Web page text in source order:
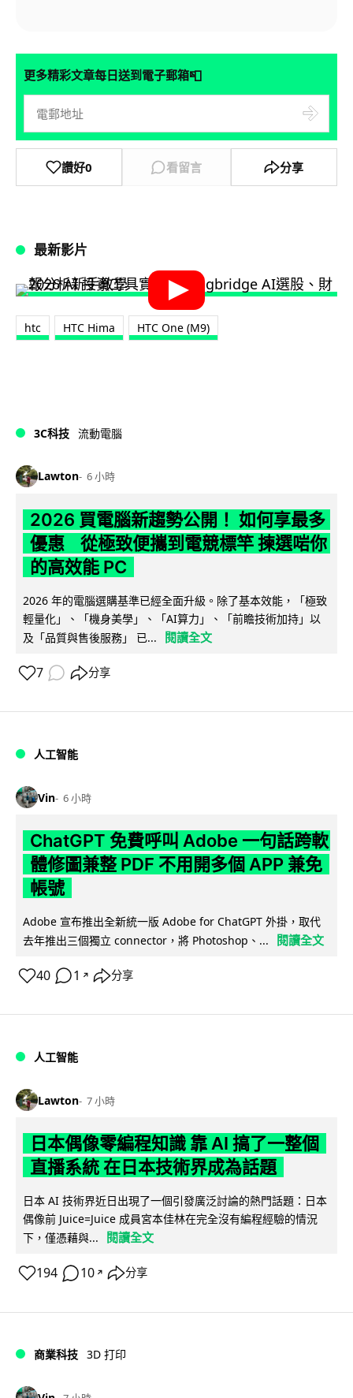
更多精彩文章每日送到電子郵箱📮
讚好0 看留言 分享
最新影片
htc HTC Hima HTC One (M9)
3C科技 流動電腦
Lawton 6 小時
2026 買電腦新趨勢公開！ 如何享最多
優惠 從極致便攜到電競標竿 揀選啱你
的高效能 PC
2026 年的電腦選購基準已經全面升級。除了基本效能，「極致
輕量化」、「機身美學」、「AI算力」、「前瞻技術加持」以
及「品質與售後服務」 已...
閱讀全文
7 分享
人工智能
Vin 6 小時
ChatGPT 免費呼叫 Adobe 一句話跨軟
體修圖兼整 PDF 不用開多個 APP 兼免
帳號
Adobe 宣布推出全新統一版 Adobe for ChatGPT 外掛，取代
去年推出三個獨立 connector，將 Photoshop、...
閱讀全文
40 1 ↗ 分享
人工智能
Lawton 7 小時
日本偶像零編程知識 靠 AI 搞了一整個
直播系統 在日本技術界成為話題
日本 AI 技術界近日出現了一個引發廣泛討論的熱門話題：日本
偶像前 Juice=Juice 成員宮本佳林在完全沒有編程經驗的情況
下，僅憑藉與...
閱讀全文
194 10 ↗ 分享
商業科技 3D 打印